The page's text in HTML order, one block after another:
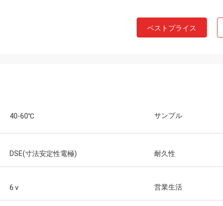
ベストプライス
40-60℃ サンプル
DSE(寸法安定性電極) 耐久性
6 v 営業生活